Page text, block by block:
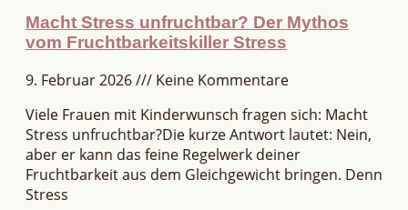
Macht Stress unfruchtbar? Der Mythos
vom Fruchtbarkeitskiller Stress
9. Februar 2026
Keine Kommentare
Viele Frauen mit Kinderwunsch fragen sich: Macht
Stress unfruchtbar?Die kurze Antwort lautet: Nein,
aber er kann das feine Regelwerk deiner
Fruchtbarkeit aus dem Gleichgewicht bringen. Denn
Stress